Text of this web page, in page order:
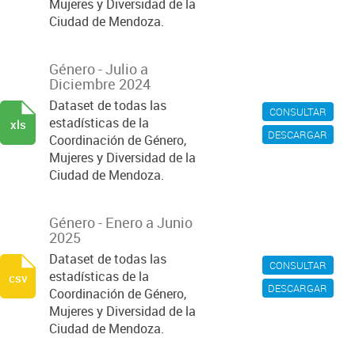
Mujeres y Diversidad de la
Ciudad de Mendoza.
CONSULTAR
DESCARGAR
Género - Julio a
Diciembre 2024
Dataset de todas las
estadísticas de la
Coordinación de Género,
Mujeres y Diversidad de la
Ciudad de Mendoza.
xls
CONSULTAR
DESCARGAR
Género - Enero a Junio
2025
Dataset de todas las
estadísticas de la
Coordinación de Género,
Mujeres y Diversidad de la
Ciudad de Mendoza.
csv